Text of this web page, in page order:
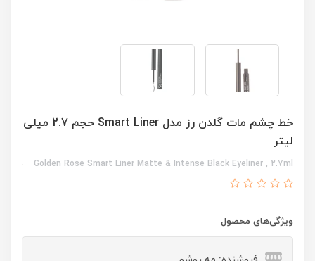
خط چشم مات گلدن رز مدل Smart Liner حجم 2.7 میلی
لیتر
Golden Rose Smart Liner Matte & Intense Black Eyeliner , 2.7ml
ویژگی‌های محصول